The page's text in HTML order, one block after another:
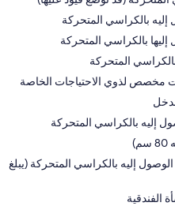
بالكراسي المتحركة
بالكراسي المتحركة
المتحركة
مخصص لذوي الاحتياجات الخاصة
إليه بالكراسي المتحركة
إليه بالكراسي المتحركة (يبلغ
الفندقية